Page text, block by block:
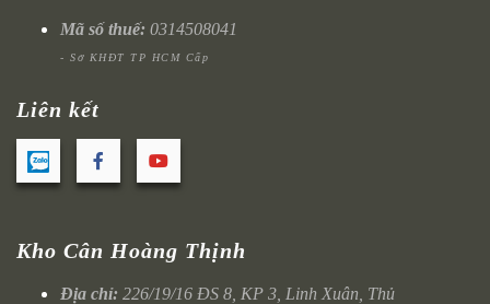
Mã số thuế: 0314508041
- Sở KHĐT TP HCM Cấp
Liên kết
Kho Cân Hoàng Thịnh
Địa chỉ: 226/19/16 ĐS 8, KP 3, Linh Xuân, Thủ